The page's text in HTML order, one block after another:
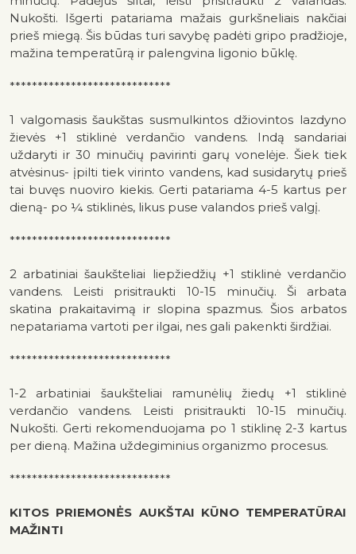
Nukošti. Išgerti patariama mažais gurkšneliais nakčiai
prieš miegą. Šis būdas turi savybę padėti gripo pradžioje,
mažina temperatūrą ir palengvina ligonio būklę.
*****************************
1 valgomasis šaukštas susmulkintos džiovintos lazdyno
žievės +1 stiklinė verdančio vandens. Indą sandariai
uždaryti ir 30 minučių pavirinti garų vonelėje. Šiek tiek
atvėsinus- įpilti tiek virinto vandens, kad susidarytų prieš
tai buvęs nuoviro kiekis. Gerti patariama 4-5 kartus per
dieną- po ¼ stiklinės, likus puse valandos prieš valgį.
*****************************
2 arbatiniai šaukšteliai liepžiedžių +1 stiklinė verdančio
vandens. Leisti prisitraukti 10-15 minučių. Ši arbata
skatina prakaitavimą ir slopina spazmus. Šios arbatos
nepatariama vartoti per ilgai, nes gali pakenkti širdžiai.
*****************************
1-2 arbatiniai šaukšteliai ramunėlių žiedų +1 stiklinė
verdančio vandens. Leisti prisitraukti 10-15 minučių.
Nukošti. Gerti rekomenduojama po 1 stiklinę 2-3 kartus
per dieną. Mažina uždegiminius organizmo procesus.
*****************************
KITOS PRIEMONĖS AUKŠTAI KŪNO TEMPERATŪRAI
MAŽINTI